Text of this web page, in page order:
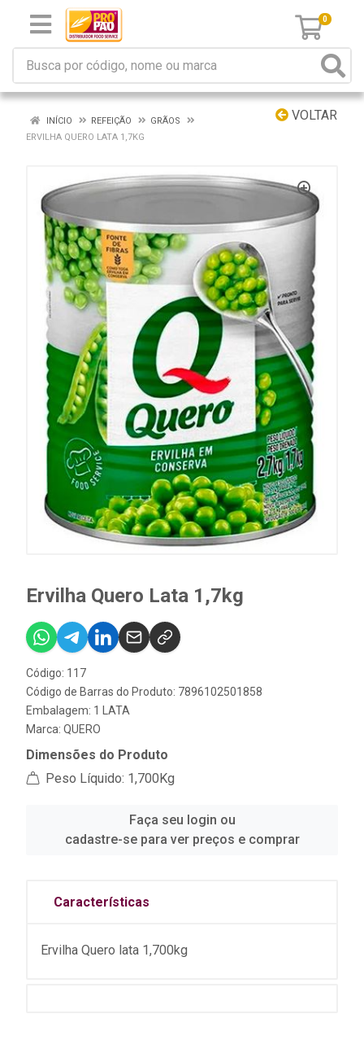
0
VOLTAR
INÍCIO REFEIÇÃO
GRÃOS
ERVILHA QUERO LATA 1,7KG
Ervilha Quero Lata 1,7kg
Código: 117
Código de Barras do Produto: 7896102501858
Embalagem: 1 LATA
Marca: QUERO
Dimensões do Produto
Peso Líquido: 1,700Kg
Faça seu login ou
cadastre-se para ver preços e comprar
Características
Ervilha Quero lata 1,700kg